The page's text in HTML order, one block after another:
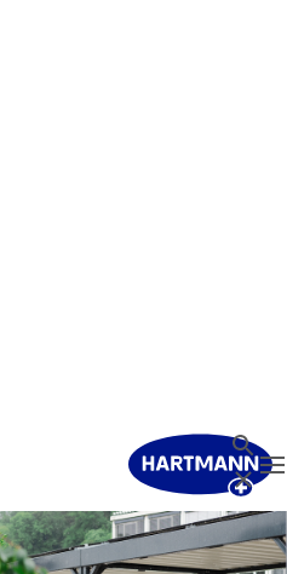
Suche